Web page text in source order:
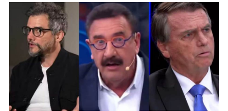
sem filtro.... Veja o vídeo